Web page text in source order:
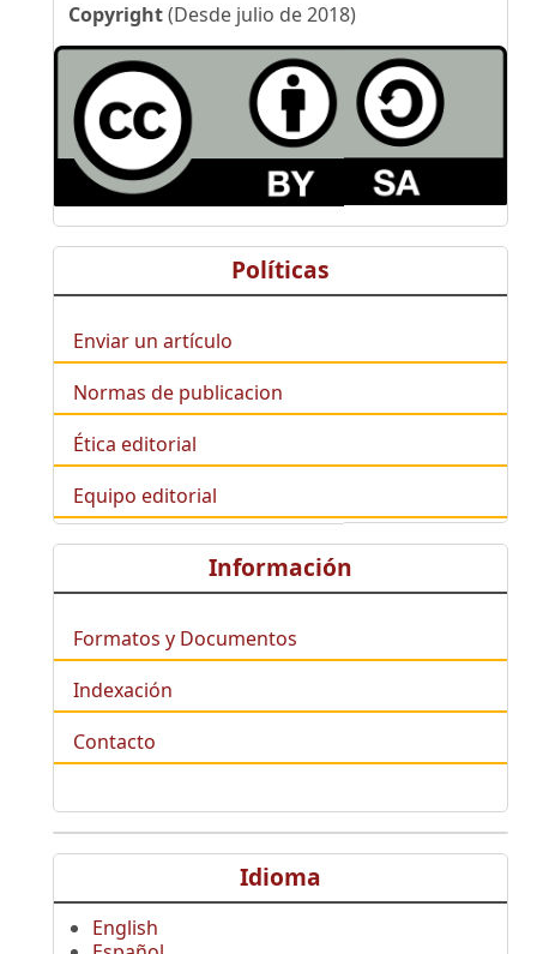
Copyright(Desde julio de 2018)
Políticas
Enviar un artículo
Normas de publicacion
Ética editorial
Equipo editorial
Información
Formatos y Documentos
Indexación
Contacto
Idioma
English